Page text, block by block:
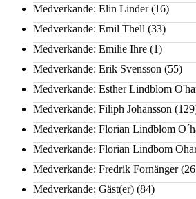
Medverkande: Elin Linder(16)
Medverkande: Emil Thell (33)
Medverkande: Emilie Ihre (1)
Medverkande: Erik Svensson (55)
Medverkande: Esther Lindblom
Medverkande: Filiph Johansson
Medverkande: Florian Lindblom
Medverkande: Florian Lindbom
Medverkande: Fredrik Fornänger
Medverkande: Gäst(er) (84)